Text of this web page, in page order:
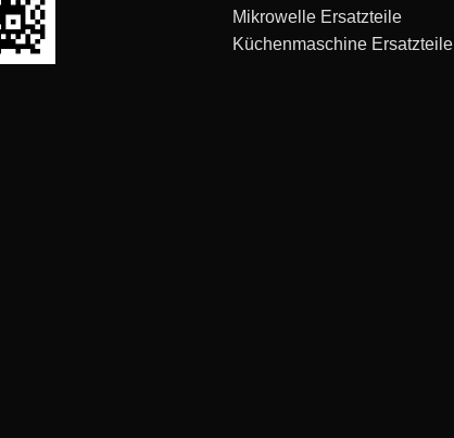
Mikrowelle Ersatzteile
Küchenmaschine Ersatzteile